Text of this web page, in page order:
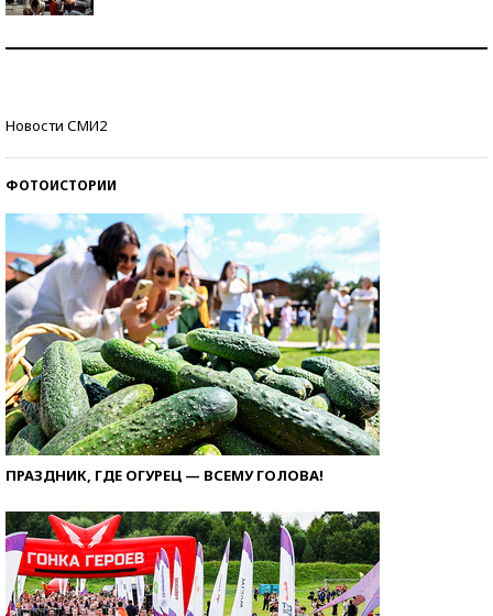
Новости СМИ2
ФОТОИСТОРИИ
ПРАЗДНИК, ГДЕ ОГУРЕЦ — ВСЕМУ ГОЛОВА!